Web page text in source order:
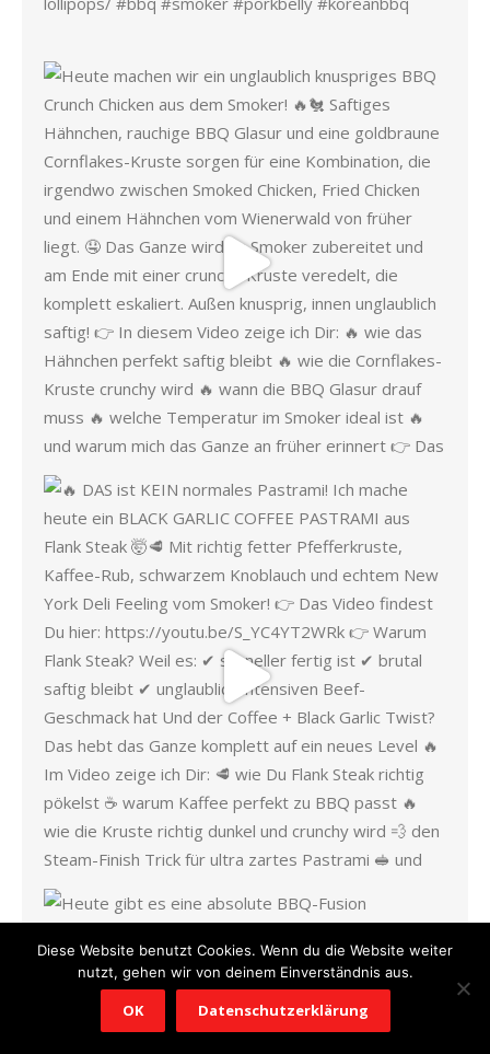
Diese Website benutzt Cookies. Wenn du die Website weiter
nutzt, gehen wir von deinem Einverständnis aus.
OK Datenschutzerklärung